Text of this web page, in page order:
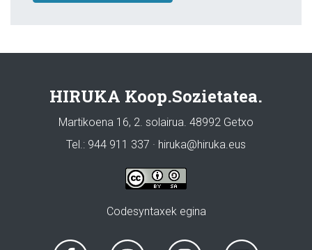
HIRUKA Koop.Sozietatea.
Martikoena 16, 2. solairua. 48992 Getxo
Tel.: 944 911 337 · hiruka@hiruka.eus
Codesyntaxek egina